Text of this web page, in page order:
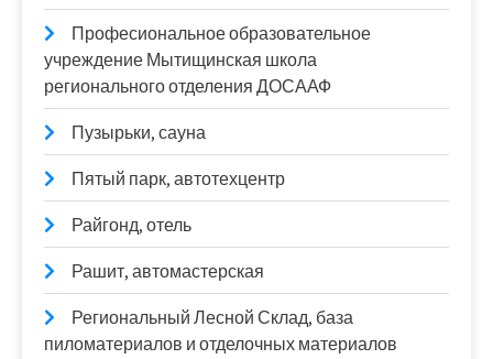
Професиональное образовательное
учреждение Мытищинская школа
регионального отделения ДОСААФ
Пузырьки, сауна
Пятый парк, автотехцентр
Райгонд, отель
Рашит, автомастерская
Региональный Лесной Склад, база
пиломатериалов и отделочных материалов